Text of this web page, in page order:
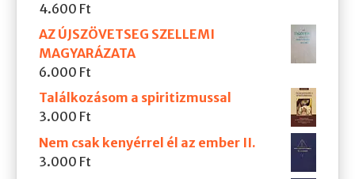
4.600 Ft
AZ ÚJSZÖVETSEG SZELLEMI
MAGYARÁZATA
6.000 Ft
Találkozásom a spiritizmussal
3.000 Ft
Nem csak kenyérrel él az ember II.
3.000 Ft